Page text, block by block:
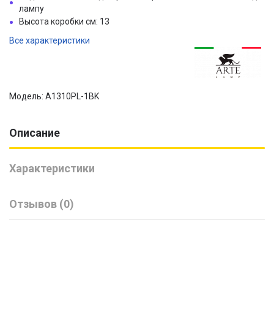
лампу
Высота коробки см: 13
Все характеристики
Модель: A1310PL-1BK
Описание
Характеристики
Отзывов (0)